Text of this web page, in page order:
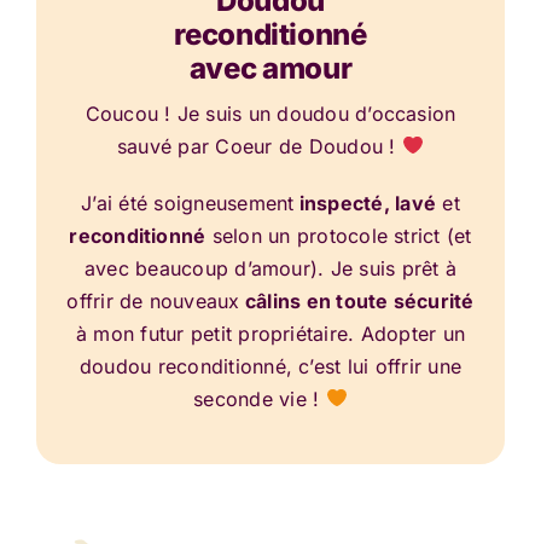
reconditionné
avec amour
Coucou ! Je suis un doudou d’occasion
sauvé par Coeur de Doudou !
J’ai été soigneusement inspecté, lavé et
reconditionné selon un protocole strict (et
avec beaucoup d’amour). Je suis prêt à
offrir de nouveaux câlins en toute sécurité
à mon futur petit propriétaire. Adopter un
doudou reconditionné, c’est lui offrir une
seconde vie !